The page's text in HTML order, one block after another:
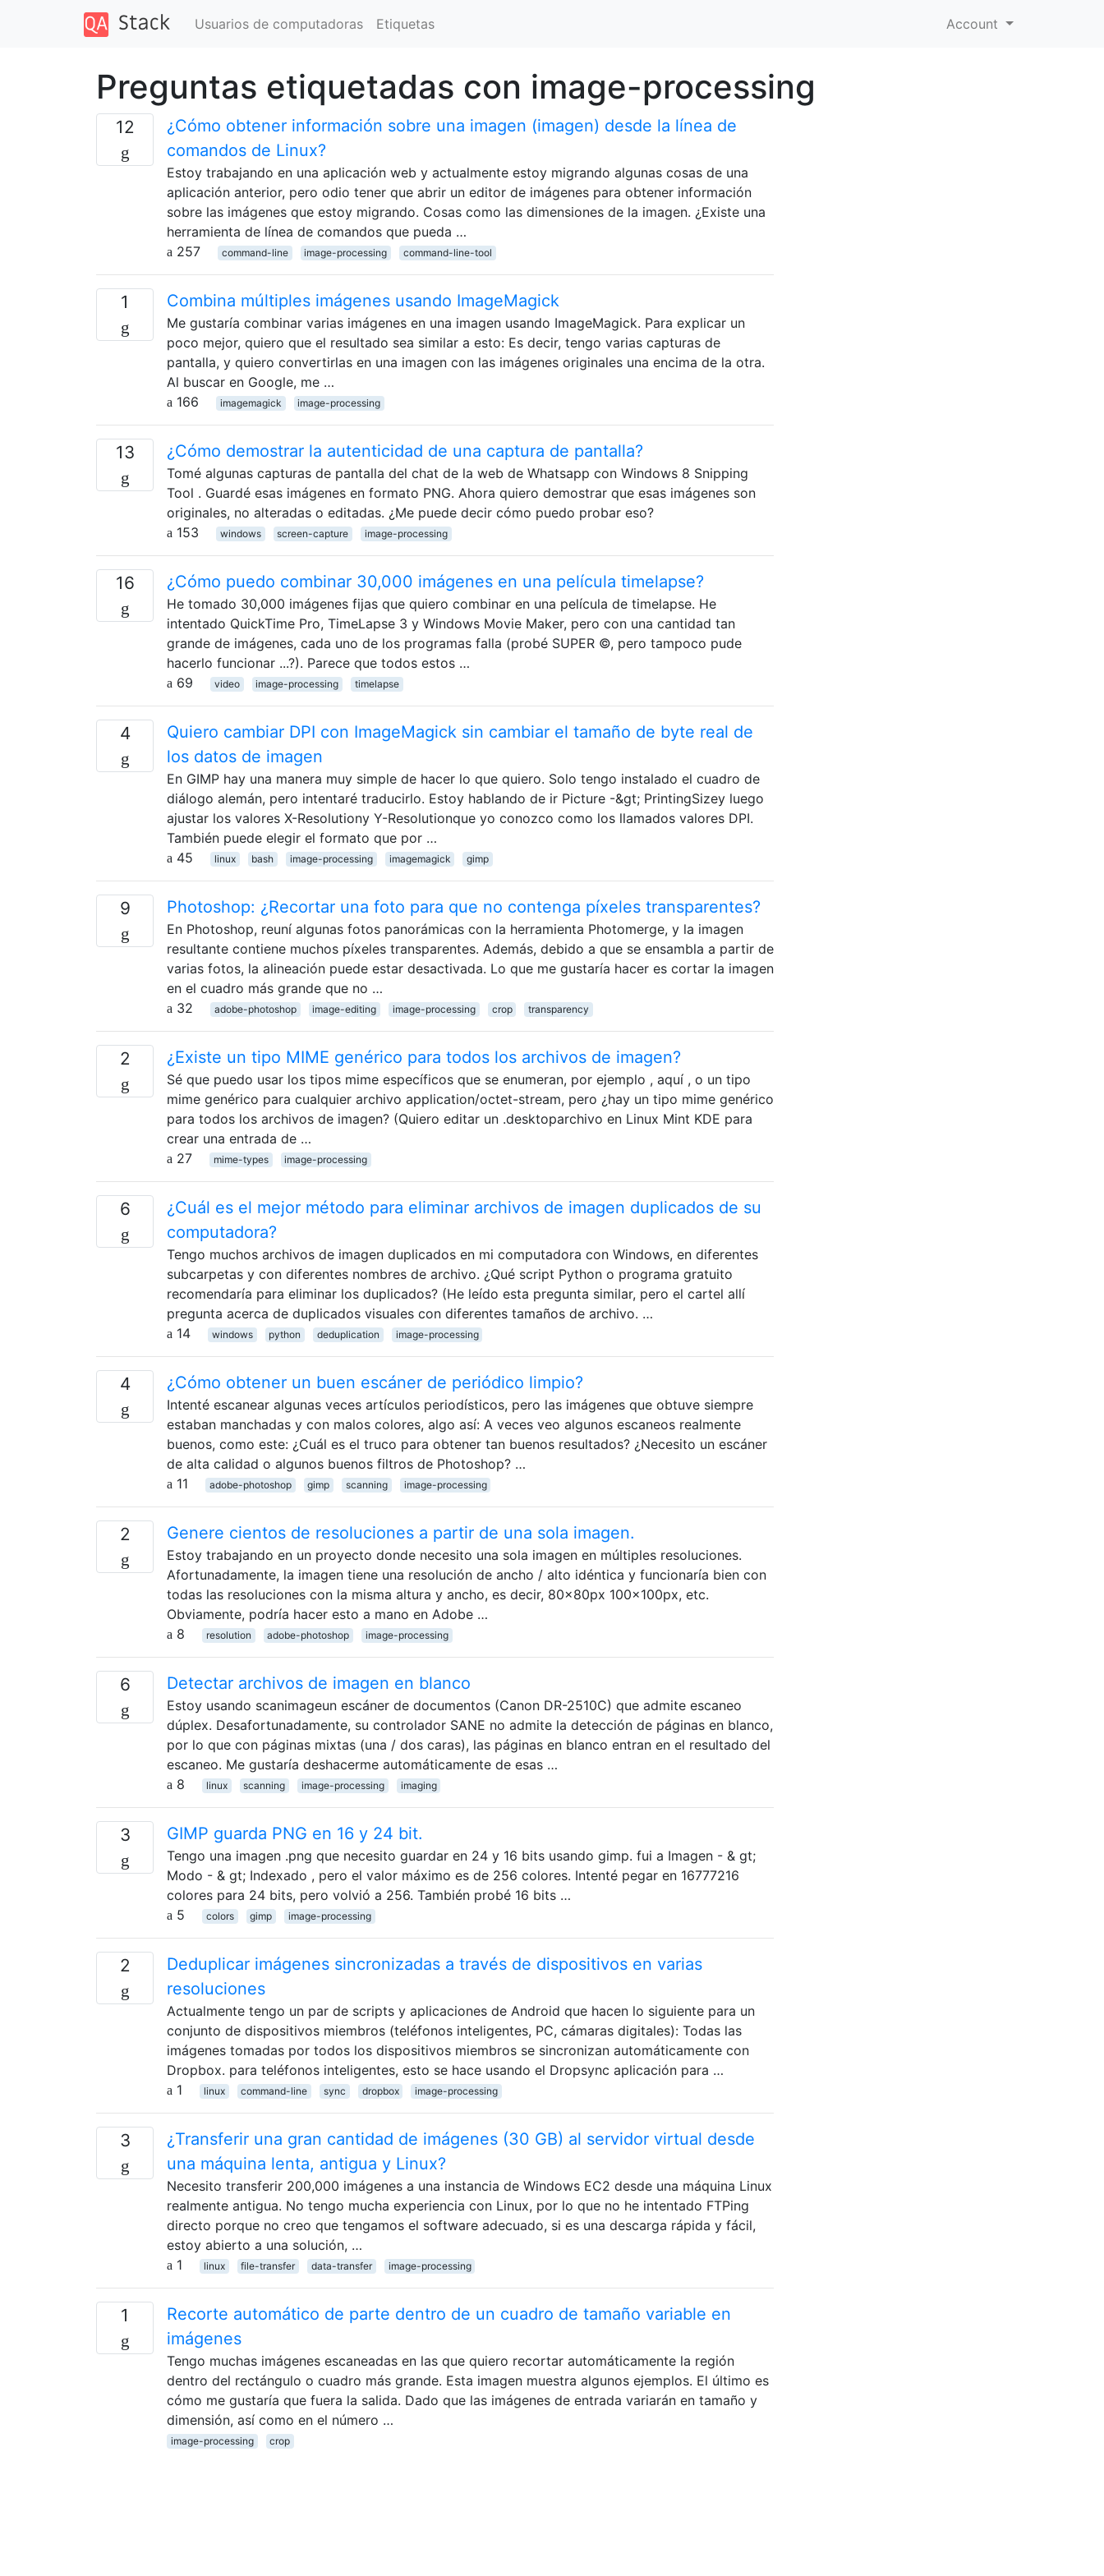
Usuarios de computadoras Etiquetas Account
Preguntas etiquetadas con image-processing
12
¿Cómo obtener información sobre una imagen (imagen) desde la línea de
comandos de Linux?
Estoy trabajando en una aplicación web y actualmente estoy migrando algunas cosas de una
aplicación anterior, pero odio tener que abrir un editor de imágenes para obtener información
sobre las imágenes que estoy migrando. Cosas como las dimensiones de la imagen. ¿Existe una
herramienta de línea de comandos que pueda …
257
command-line image-processing command-line-tool
1 Combina múltiples imágenes usando ImageMagick
Me gustaría combinar varias imágenes en una imagen usando ImageMagick. Para explicar un
poco mejor, quiero que el resultado sea similar a esto: Es decir, tengo varias capturas de
pantalla, y quiero convertirlas en una imagen con las imágenes originales una encima de la otra.
Al buscar en Google, me …
166
imagemagick image-processing
13 ¿Cómo demostrar la autenticidad de una captura de pantalla?
Tomé algunas capturas de pantalla del chat de la web de Whatsapp con Windows 8 Snipping
Tool . Guardé esas imágenes en formato PNG. Ahora quiero demostrar que esas imágenes son
originales, no alteradas o editadas. ¿Me puede decir cómo puedo probar eso?
153
windows screen-capture image-processing
16 ¿Cómo puedo combinar 30,000 imágenes en una película timelapse?
He tomado 30,000 imágenes fijas que quiero combinar en una película de timelapse. He
intentado QuickTime Pro, TimeLapse 3 y Windows Movie Maker, pero con una cantidad tan
grande de imágenes, cada uno de los programas falla (probé SUPER ©, pero tampoco pude
hacerlo funcionar ...?). Parece que todos estos …
69
video image-processing timelapse
4
Quiero cambiar DPI con ImageMagick sin cambiar el tamaño de byte real de
los datos de imagen
En GIMP hay una manera muy simple de hacer lo que quiero. Solo tengo instalado el cuadro de
diálogo alemán, pero intentaré traducirlo. Estoy hablando de ir Picture -&gt; PrintingSizey luego
ajustar los valores X-Resolutiony Y-Resolutionque yo conozco como los llamados valores DPI.
También puede elegir el formato que por …
45
linux bash image-processing imagemagick gimp
9 Photoshop: ¿Recortar una foto para que no contenga píxeles transparentes?
En Photoshop, reuní algunas fotos panorámicas con la herramienta Photomerge, y la imagen
resultante contiene muchos píxeles transparentes. Además, debido a que se ensambla a partir de
varias fotos, la alineación puede estar desactivada. Lo que me gustaría hacer es cortar la imagen
en el cuadro más grande que no …
32
adobe-photoshop image-editing image-processing crop transparency
2 ¿Existe un tipo MIME genérico para todos los archivos de imagen?
Sé que puedo usar los tipos mime específicos que se enumeran, por ejemplo , aquí , o un tipo
mime genérico para cualquier archivo application/octet-stream, pero ¿hay un tipo mime genérico
para todos los archivos de imagen? (Quiero editar un .desktoparchivo en Linux Mint KDE para
crear una entrada de …
27
mime-types image-processing
6
¿Cuál es el mejor método para eliminar archivos de imagen duplicados de su
computadora?
Tengo muchos archivos de imagen duplicados en mi computadora con Windows, en diferentes
subcarpetas y con diferentes nombres de archivo. ¿Qué script Python o programa gratuito
recomendaría para eliminar los duplicados? (He leído esta pregunta similar, pero el cartel allí
pregunta acerca de duplicados visuales con diferentes tamaños de archivo. …
14
windows python deduplication image-processing
4 ¿Cómo obtener un buen escáner de periódico limpio?
Intenté escanear algunas veces artículos periodísticos, pero las imágenes que obtuve siempre
estaban manchadas y con malos colores, algo así: A veces veo algunos escaneos realmente
buenos, como este: ¿Cuál es el truco para obtener tan buenos resultados? ¿Necesito un escáner
de alta calidad o algunos buenos filtros de Photoshop? …
11
adobe-photoshop gimp scanning image-processing
2 Genere cientos de resoluciones a partir de una sola imagen.
Estoy trabajando en un proyecto donde necesito una sola imagen en múltiples resoluciones.
Afortunadamente, la imagen tiene una resolución de ancho / alto idéntica y funcionaría bien con
todas las resoluciones con la misma altura y ancho, es decir, 80x80px 100x100px, etc.
Obviamente, podría hacer esto a mano en Adobe …
8
resolution adobe-photoshop image-processing
6 Detectar archivos de imagen en blanco
Estoy usando scanimageun escáner de documentos (Canon DR-2510C) que admite escaneo
dúplex. Desafortunadamente, su controlador SANE no admite la detección de páginas en blanco,
por lo que con páginas mixtas (una / dos caras), las páginas en blanco entran en el resultado del
escaneo. Me gustaría deshacerme automáticamente de esas …
8
linux scanning image-processing imaging
3 GIMP guarda PNG en 16 y 24 bit.
Tengo una imagen .png que necesito guardar en 24 y 16 bits usando gimp. fui a Imagen - & gt;
Modo - & gt; Indexado , pero el valor máximo es de 256 colores. Intenté pegar en 16777216
colores para 24 bits, pero volvió a 256. También probé 16 bits …
5
colors gimp image-processing
2
Deduplicar imágenes sincronizadas a través de dispositivos en varias
resoluciones
Actualmente tengo un par de scripts y aplicaciones de Android que hacen lo siguiente para un
conjunto de dispositivos miembros (teléfonos inteligentes, PC, cámaras digitales): Todas las
imágenes tomadas por todos los dispositivos miembros se sincronizan automáticamente con
Dropbox. para teléfonos inteligentes, esto se hace usando el Dropsync aplicación para …
1
linux command-line sync dropbox image-processing
3
¿Transferir una gran cantidad de imágenes (30 GB) al servidor virtual desde
una máquina lenta, antigua y Linux?
Necesito transferir 200,000 imágenes a una instancia de Windows EC2 desde una máquina Linux
realmente antigua. No tengo mucha experiencia con Linux, por lo que no he intentado FTPing
directo porque no creo que tengamos el software adecuado, si es una descarga rápida y fácil,
estoy abierto a una solución, …
1
linux file-transfer data-transfer image-processing
1
Recorte automático de parte dentro de un cuadro de tamaño variable en
imágenes
Tengo muchas imágenes escaneadas en las que quiero recortar automáticamente la región
dentro del rectángulo o cuadro más grande. Esta imagen muestra algunos ejemplos. El último es
cómo me gustaría que fuera la salida. Dado que las imágenes de entrada variarán en tamaño y
dimensión, así como en el número …
image-processing crop